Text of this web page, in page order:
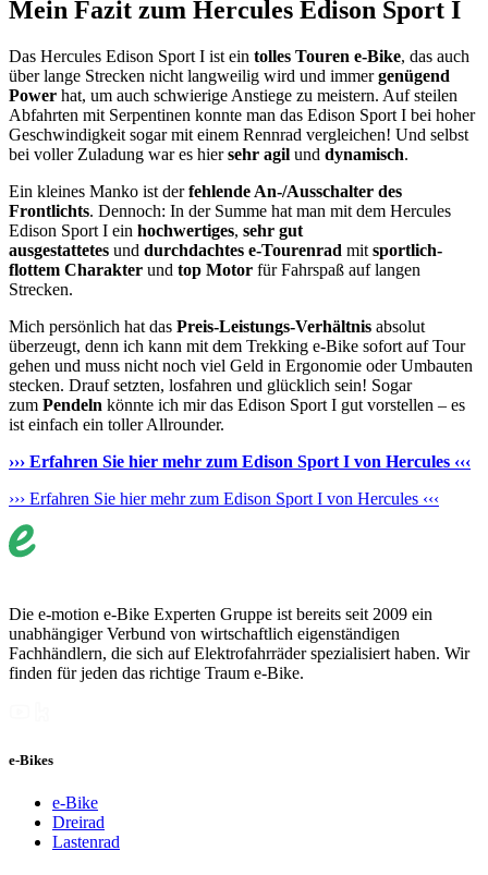
Mein Fazit zum Hercules Edison Sport I
Das Hercules Edison Sport I ist ein tolles Touren e-Bike, das auch
über lange Strecken nicht langweilig wird und immergenügend
Power hat, um auch schwierige Anstiege zu meistern. Auf steilen
Abfahrten mit Serpentinen konnte man das Edison Sport I bei hoher
Geschwindigkeit sogar mit einem Rennrad vergleichen! Und selbst
bei voller Zuladung war es hiersehr agil und dynamisch.
Ein kleines Manko ist derfehlende An-/Ausschalter des
Frontlichts. Dennoch: In der Summe hat man mit dem Hercules
Edison Sport I ein hochwertiges, sehr gut
ausgestattetes und durchdachtes e-Tourenrad mit sportlich-
flottem Charakter und top Motor für Fahrspaß auf langen
Strecken.
Mich persönlich hat das Preis-Leistungs-Verhältnis absolut
überzeugt, denn ich kann mit dem Trekking e-Bike sofort auf Tour
gehen und muss nicht noch viel Geld in Ergonomie oder Umbauten
stecken. Drauf setzten, losfahren und glücklich sein! Sogar
zum Pendeln könnte ich mir das Edison Sport I gut vorstellen – es
ist einfach ein toller Allrounder.
››› Erfahren Sie hier mehr zum Edison Sport I von Hercules ‹‹‹
››› Erfahren Sie hier mehr zum Edison Sport I von Hercules ‹‹‹
Die e-motion e-Bike Experten Gruppe ist bereits seit 2009 ein
unabhängiger Verbund von wirtschaftlich eigenständigen
Fachhändlern, die sich auf Elektrofahrräder spezialisiert haben. Wir
finden für jeden das richtige Traum e-Bike.
e-Bikes
e-Bike
Dreirad
Lastenrad